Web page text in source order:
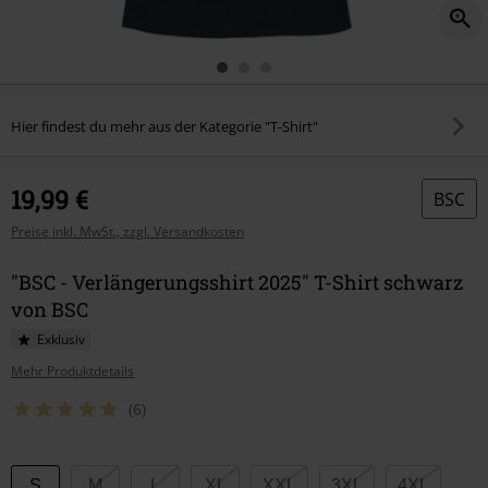
Hier findest du mehr aus der Kategorie "T-Shirt"
19,99 €
Preise inkl. MwSt., zzgl. Versandkosten
BSC
"BSC - Verlängerungsshirt 2025" T-Shirt schwarz
von BSC
Exklusiv
Mehr Produktdetails
(6)
Wähle